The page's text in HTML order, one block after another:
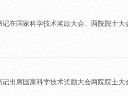
记在国家科学技术奖励大会、两院院士
记出席国家科学技术奖励大会两院院士